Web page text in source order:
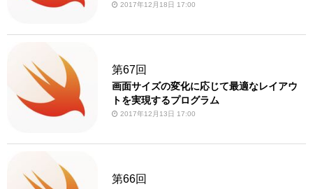
2017年12月18日 17:00
第67回
画面サイズの変化に応じて最適なレイアウ
トを実現するプログラム
2017年12月13日 17:00
第66回